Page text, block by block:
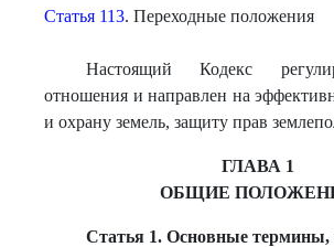
Статья 113. Переходные положения
Настоящий Кодекс
отношения и направлен на
и охрану земель, защиту прав
ГЛАВА 1
ОБЩИЕ
Статья 1. Основные термины,